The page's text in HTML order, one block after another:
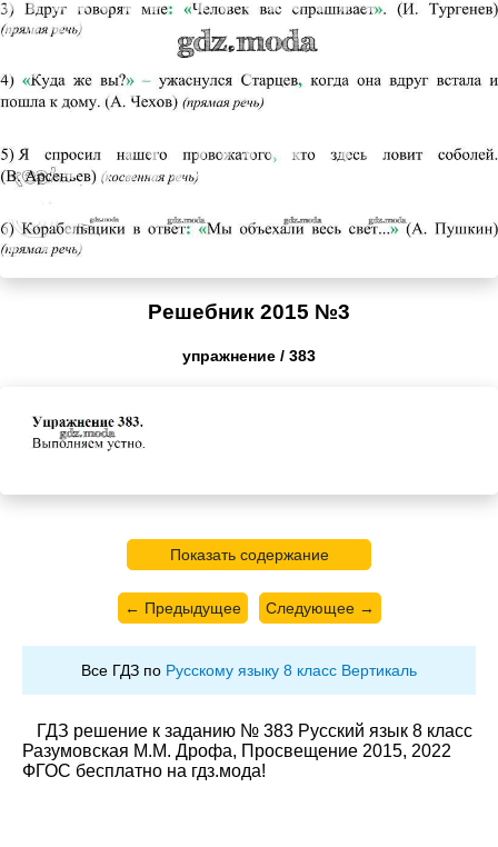
Решебник 2015 №3
упражнение / 383
Показать содержание
← Предыдущее Следующее →
Все ГДЗ по Русскому языку 8 класс Вертикаль
ГДЗ решение к заданию № 383 Русский язык 8 класс
Разумовская М.М. Дрофа, Просвещение 2015, 2022
ФГОС бесплатно на гдз.мода!